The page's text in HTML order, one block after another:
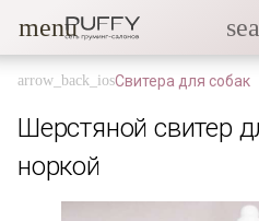
menu
Свитера для собак
Шерстяной свитер
норкой